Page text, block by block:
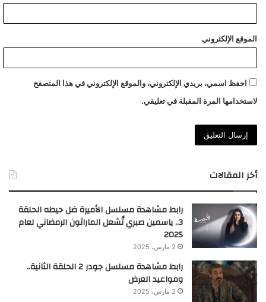
الموقع الإلكتروني
احفظ اسمي، بريدي الإلكتروني، والموقع الإلكتروني في هذا المتصفح
لاستخدامها المرة المقبلة في تعليقي.
أخر المقالات
رابط مشاهدة مسلسل الأميرة ضل حيطه الحلقة
3.. ياسمين صبري تُشعل الماراثون الرمضاني لعام
2025
2 مارس، 2025
رابط مشاهدة مسلسل جودر 2 الحلقة الثانية..
ومواعيد العرض
2 مارس، 2025